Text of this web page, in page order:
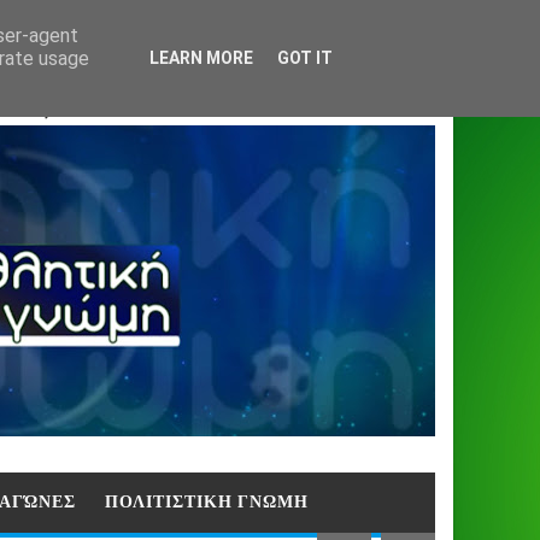
ΑΓΏΝΕΣ ΠΟΛΙΤΙΣΤΙΚΗ ΓΝΩΜΗ
agent
usage
LEARN MORE GOT IT